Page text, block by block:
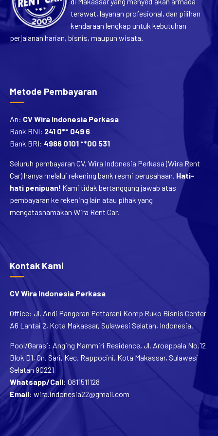
terawat, layanan profesional, dan pilihan
kendaraan lengkap untuk kebutuhan
perjalanan harian, bisnis, maupun wisata.
Metode Pembayaran
An: CV Wira Indonesia Perkasa
Bank BNI: 241 0** 049 6
Bank BRI: 4986 0101 **00 531
Seluruh pembayaran CV. Wira Indonesia Perkasa (Wira Rent
Car) hanya melalui rekening bank resmi perusahaan. Hati-
hati penipuan! Kami tidak bertanggung jawab atas
pembayaran ke rekening lain atau pihak yang
mengatasnamakan Wira Rent Car.
Kontak Kami
CV Wira Indonesia Perkasa
Office: Jl. Andi Pangeran Pettarani Komp Ruko Bisnis Center
A6 Lantai 2, Kota Makassar, Sulawesi Selatan, Indonesia.
Pool/Garasi: Anging Mammiri Residence, Jl. Aroeppala No.12
Blok D1, Gn. Sari, Kec. Rappocini, Kota Makassar, Sulawesi
Selatan 90221
Whatsapp/Call: 0811511128
Email: wira.indonesia22@gmail.com